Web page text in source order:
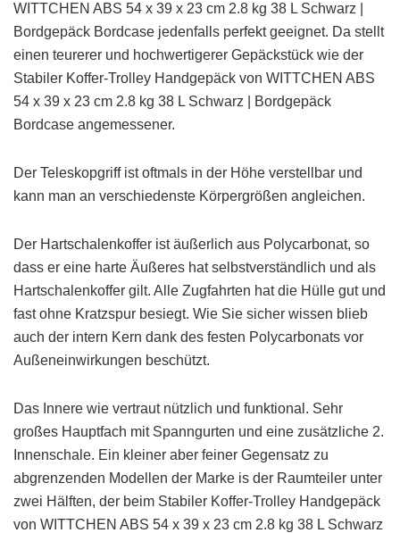
WITTCHEN ABS 54 x 39 x 23 cm 2.8 kg 38 L Schwarz |
Bordgepäck Bordcase jedenfalls perfekt geeignet. Da stellt
einen teurerer und hochwertigerer Gepäckstück wie der
Stabiler Koffer-Trolley Handgepäck von WITTCHEN ABS
54 x 39 x 23 cm 2.8 kg 38 L Schwarz | Bordgepäck
Bordcase angemessener.
Der Teleskopgriff ist oftmals in der Höhe verstellbar und
kann man an verschiedenste Körpergrößen angleichen.
Der Hartschalenkoffer ist äußerlich aus Polycarbonat, so
dass er eine harte Äußeres hat selbstverständlich und als
Hartschalenkoffer gilt. Alle Zugfahrten hat die Hülle gut und
fast ohne Kratzspur besiegt. Wie Sie sicher wissen blieb
auch der intern Kern dank des festen Polycarbonats vor
Außeneinwirkungen beschützt.
Das Innere wie vertraut nützlich und funktional. Sehr
großes Hauptfach mit Spanngurten und eine zusätzliche 2.
Innenschale. Ein kleiner aber feiner Gegensatz zu
abgrenzenden Modellen der Marke is der Raumteiler unter
zwei Hälften, der beim Stabiler Koffer-Trolley Handgepäck
von WITTCHEN ABS 54 x 39 x 23 cm 2.8 kg 38 L Schwarz